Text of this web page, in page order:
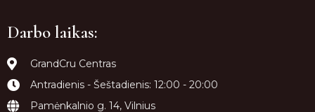
Darbo laikas:
GrandCru Centras
Antradienis - Šeštadienis: 12:00 - 20:00
Pamėnkalnio g. 14, Vilnius